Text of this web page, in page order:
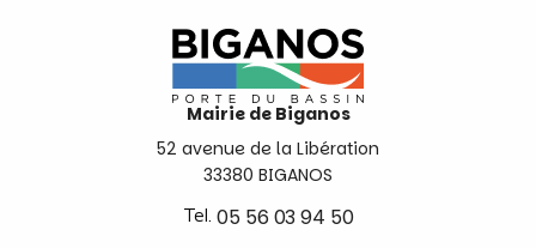
Mairie de Biganos
52 avenue de la Libération
33380 BIGANOS
Tel. 05 56 03 94 50